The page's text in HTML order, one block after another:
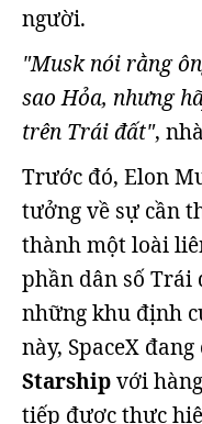
người.
"Musk nói rằng
sao Hỏa, nhưng
trên Trái đất",
Trước đó, Elon
tưởng về sự cần
thành một loài
phần dân số Trái
những khu định
này, SpaceX
Starshipvới
tiếp được thực